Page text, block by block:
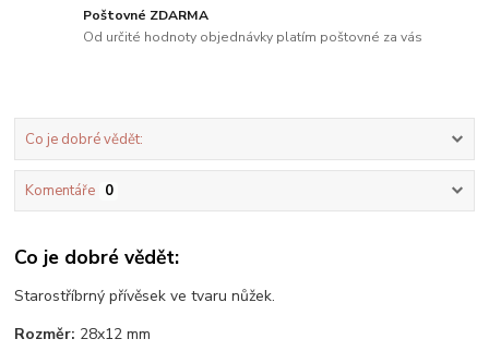
Poštovné ZDARMA
Od určité hodnoty objednávky platím poštovné za vás
Co je dobré vědět:
Komentáře 0
Co je dobré vědět:
Starostříbrný přívěsek ve tvaru nůžek.
Rozměr: 28x12 mm